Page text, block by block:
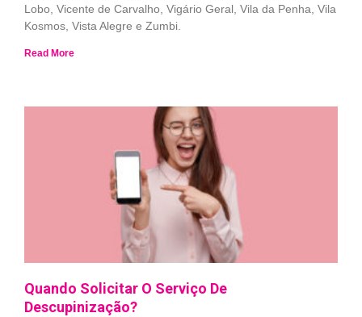
Lobo, Vicente de Carvalho, Vigário Geral, Vila da Penha, Vila
Kosmos, Vista Alegre e Zumbi.
Read More
Quando Solicitar O Serviço De
Descupinização?